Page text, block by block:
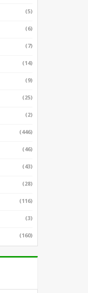
(5)
(6)
(7)
(14)
(9)
(25)
(2)
(446)
(46)
(43)
(28)
(116)
(3)
(160)